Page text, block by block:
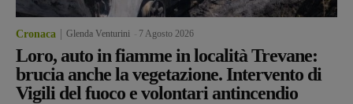
Cronaca Glenda Venturini 7 Agosto 2026
Loro, auto in fiamme in località Trevane:
brucia anche la vegetazione. Intervento di
Vigili del fuoco e volontari antincendio